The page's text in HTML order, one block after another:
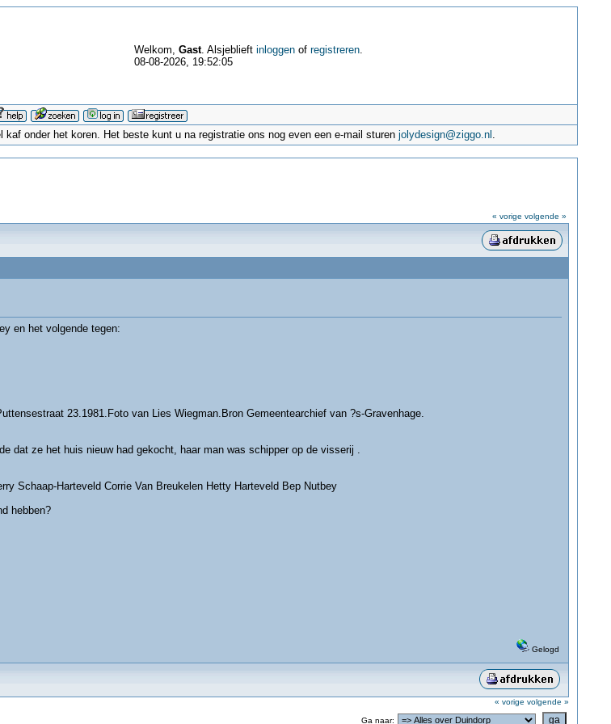
Welkom, Gast. Alsjeblieft inloggenof registreren.
08-08-2026, 19:52:05
onder het koren. Het beste kunt u na registratie ons nog even een e-mail sturenjolydesign@ziggo.nl .
« vorige volgende »
en het volgende tegen:
23.1981.Foto van Lies Wiegman.Bron Gemeentearchief van ?s-Gravenhage.
dat ze het huis nieuw had gekocht, haar man was schipper op de visserij .
Schaap-Harteveld Corrie Van Breukelen Hetty Harteveld Bep Nutbey
hebben?
Gelogd
« vorige volgende »
Ga naar: